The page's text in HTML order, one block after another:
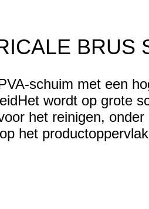
BRUS
schuim met een
wordt op grote
het reinigen,
het